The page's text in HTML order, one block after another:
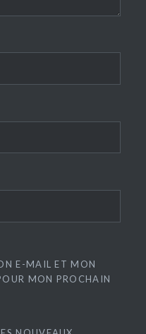
E-MAIL ET MON
MON PROCHAIN